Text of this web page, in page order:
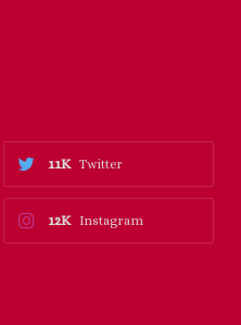
Twitter
11K
Instagram
12K